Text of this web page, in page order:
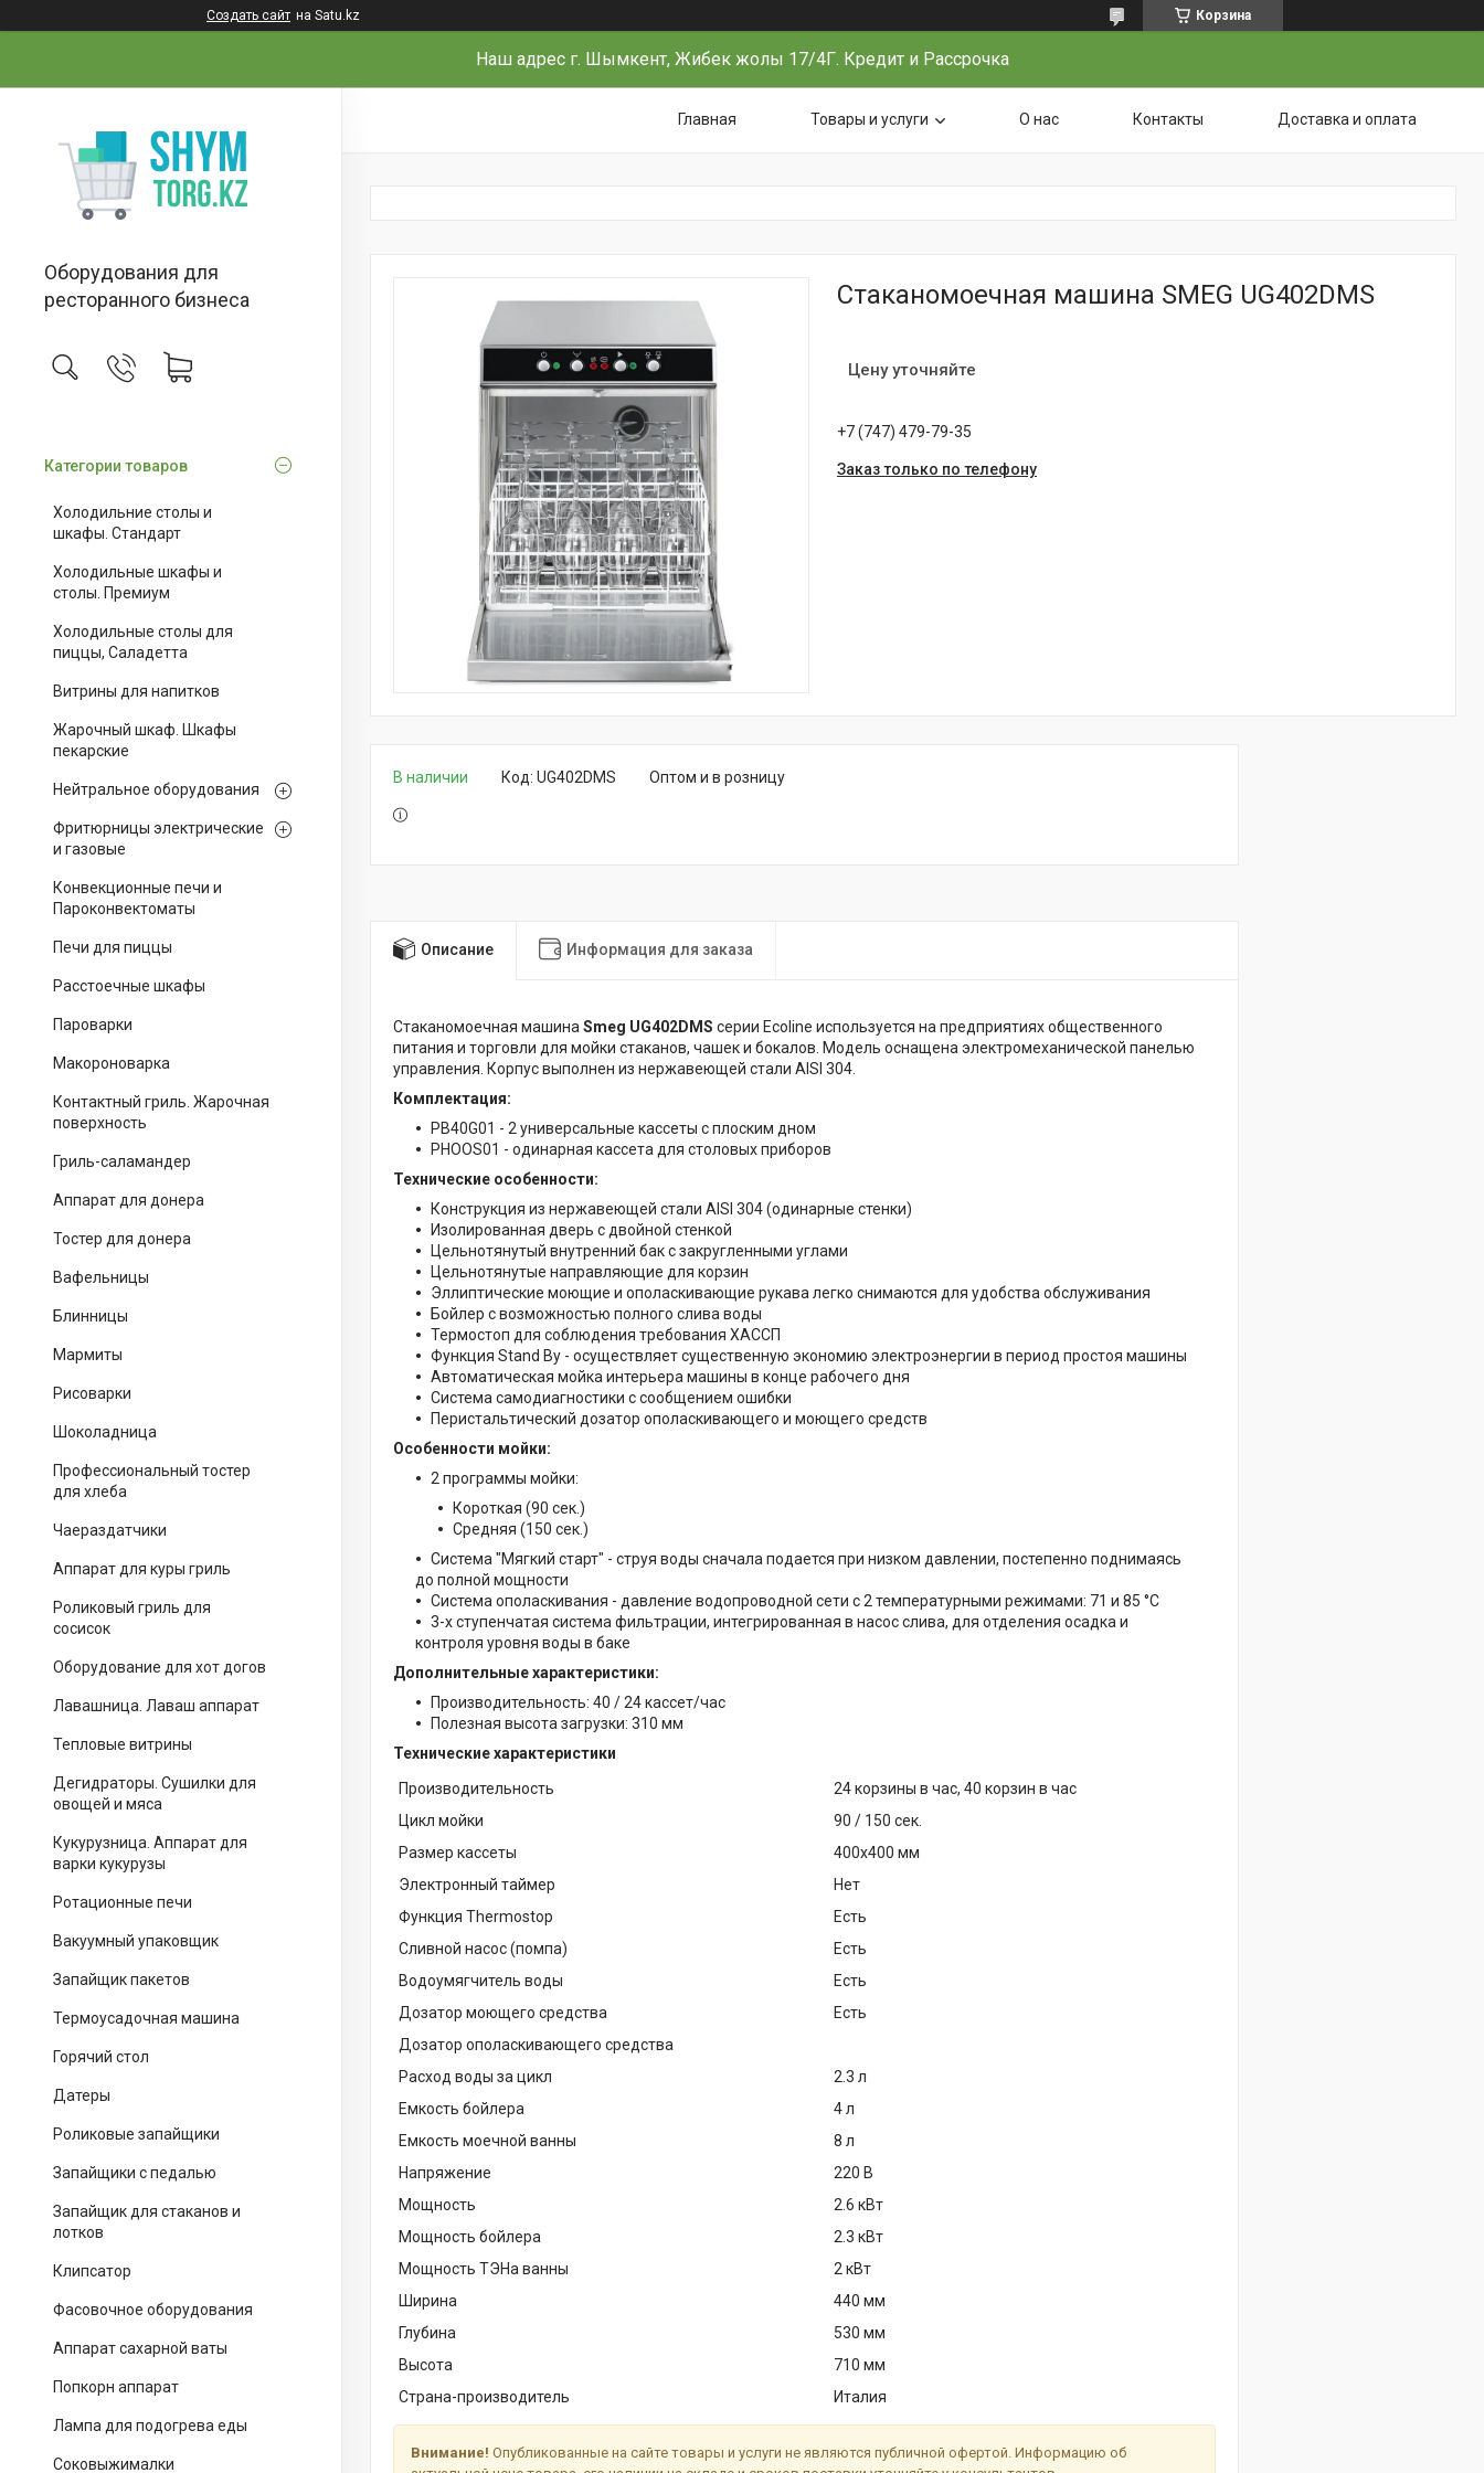
Создать сайт на Satu.kz Корзина
Наш адрес г. Шымкент, Жибек жолы 17/4Г. Кредит и Рассрочка
Оборудования для
ресторанного бизнеса
Категории товаров
Холодильние столы и
шкафы. Стандарт
Холодильные шкафы и
столы. Премиум
Холодильные столы для
пиццы, Саладетта
Витрины для напитков
Жарочный шкаф. Шкафы
пекарские
Нейтральное оборудования
Фритюрницы электрические
и газовые
Конвекционные печи и
Пароконвектоматы
Печи для пиццы
Расстоечные шкафы
Пароварки
Макороноварка
Контактный гриль. Жарочная
поверхность
Гриль-саламандер
Аппарат для донера
Тостер для донера
Вафельницы
Блинницы
Мармиты
Рисоварки
Шоколадница
Профессиональный тостер
для хлеба
Чаераздатчики
Аппарат для куры гриль
Роликовый гриль для
сосисок
Оборудование для хот догов
Лавашница. Лаваш аппарат
Тепловые витрины
Дегидраторы. Сушилки для
овощей и мяса
Кукурузница. Аппарат для
варки кукурузы
Ротационные печи
Вакуумный упаковщик
Запайщик пакетов
Термоусадочная машина
Горячий стол
Датеры
Роликовые запайщики
Запайщики с педалью
Запайщик для стаканов и
лотков
Клипсатор
Фасовочное оборудования
Аппарат сахарной ваты
Попкорн аппарат
Лампа для подогрева еды
Соковыжималки
Главная Товары и услуги О нас Контакты Доставка и оплата
Стаканомоечная машина SMEG UG402DMS
Цену уточняйте
+7 (747) 479-79-35
Заказ только по телефону
В наличии Оптом и в розницу
Код: UG402DMS
Описание Информация для заказа
Стаканомоечная машина Smeg UG402DMS серии Ecoline используется на предприятиях общественного
питания и торговли для мойки стаканов, чашек и бокалов. Модель оснащена электромеханической панелью
управления. Корпус выполнен из нержавеющей стали AISI 304.
Комплектация:
PB40G01 - 2 универсальные кассеты с плоским дном
PHOOS01 - одинарная кассета для столовых приборов
Технические особенности:
Конструкция из нержавеющей стали AISI 304 (одинарные стенки)
Изолированная дверь с двойной стенкой
Цельнотянутый внутренний бак с закругленными углами
Цельнотянутые направляющие для корзин
Эллиптические моющие и ополаскивающие рукава легко снимаются для удобства обслуживания
Бойлер с возможностью полного слива воды
Термостоп для соблюдения требования ХАССП
Функция Stand By - осуществляет существенную экономию электроэнергии в период простоя машины
Автоматическая мойка интерьера машины в конце рабочего дня
Система самодиагностики с сообщением ошибки
Перистальтический дозатор ополаскивающего и моющего средств
Особенности мойки:
2 программы мойки:
Короткая (90 сек.)
Средняя (150 сек.)
Система "Мягкий старт" - струя воды сначала подается при низком давлении, постепенно поднимаясь
до полной мощности
Система ополаскивания - давление водопроводной сети с 2 температурными режимами: 71 и 85 °C
3-х ступенчатая система фильтрации, интегрированная в насос слива, для отделения осадка и
контроля уровня воды в баке
Дополнительные характеристики:
Производительность: 40 / 24 кассет/час
Полезная высота загрузки: 310 мм
Технические характеристики
Производительность
24 корзины в час, 40 корзин в час
Цикл мойки
90 / 150 сек.
Размер кассеты
400х400 мм
Электронный таймер
Нет
Функция Thermostop
Есть
Сливной насос (помпа)
Есть
Водоумягчитель воды
Есть
Дозатор моющего средства
Есть
Дозатор ополаскивающего средства
Расход воды за цикл
2.3 л
Емкость бойлера
4 л
Емкость моечной ванны
8 л
Напряжение
220 В
Мощность
2.6 кВт
Мощность бойлера
2.3 кВт
Мощность ТЭНа ванны
2 кВт
Ширина
440 мм
Глубина
530 мм
Высота
710 мм
Страна-производитель
Италия
Внимание! Опубликованные на сайте товары и услуги не являются публичной офертой. Информацию об